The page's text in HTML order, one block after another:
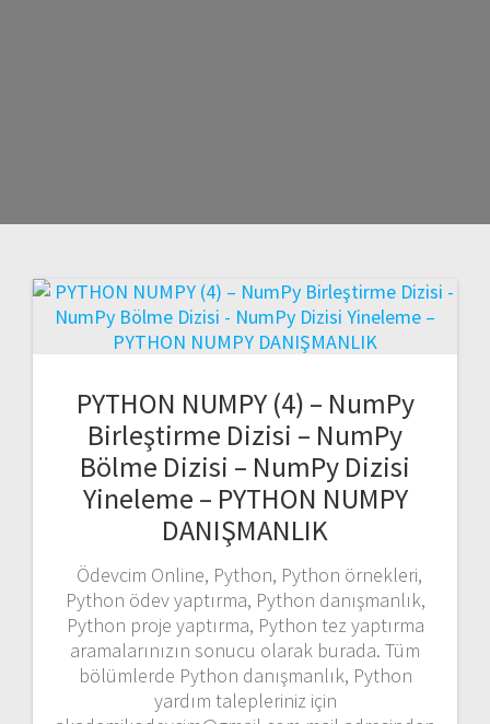
PYTHON NUMPY (4) – NumPy
Birleştirme Dizisi – NumPy
Bölme Dizisi – NumPy Dizisi
Yineleme – PYTHON NUMPY
DANIŞMANLIK
Ödevcim Online, Python, Python örnekleri,
Python ödev yaptırma, Python danışmanlık,
Python proje yaptırma, Python tez yaptırma
aramalarınızın sonucu olarak burada. Tüm
bölümlerde Python danışmanlık, Python
yardım talepleriniz için